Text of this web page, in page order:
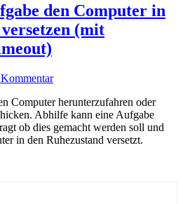
den Computer in
(mit
Computer herunterzufahren oder
Abhilfe kann eine Aufgabe
ob dies gemacht werden soll und
in den Ruhezustand versetzt.